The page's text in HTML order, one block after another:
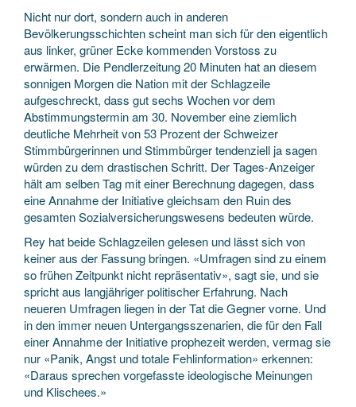
Nicht nur dort, sondern auch in anderen
Bevölkerungsschichten scheint man sich für den eigentlich
aus linker, grüner Ecke kommenden Vorstoss zu
erwärmen. Die Pendlerzeitung 20 Minuten hat an diesem
sonnigen Morgen die Nation mit der Schlagzeile
aufgeschreckt, dass gut sechs Wochen vor dem
Abstimmungstermin am 30. November eine ziemlich
deutliche Mehrheit von 53 Prozent der Schweizer
Stimmbürgerinnen und Stimmbürger tendenziell ja sagen
würden zu dem drastischen Schritt. Der Tages-Anzeiger
hält am selben Tag mit einer Berechnung dagegen, dass
eine Annahme der Initiative gleichsam den Ruin des
gesamten Sozialversicherungswesens bedeuten würde.
Rey hat beide Schlagzeilen gelesen und lässt sich von
keiner aus der Fassung bringen. «Umfragen sind zu einem
so frühen Zeitpunkt nicht repräsentativ», sagt sie, und sie
spricht aus langjähriger politischer Erfahrung. Nach
neueren Umfragen liegen in der Tat die Gegner vorne. Und
in den immer neuen Untergangsszenarien, die für den Fall
einer Annahme der Initiative prophezeit werden, vermag sie
nur «Panik, Angst und totale Fehlinformation» erkennen:
«Daraus sprechen vorgefasste ideologische Meinungen
und Klischees.»